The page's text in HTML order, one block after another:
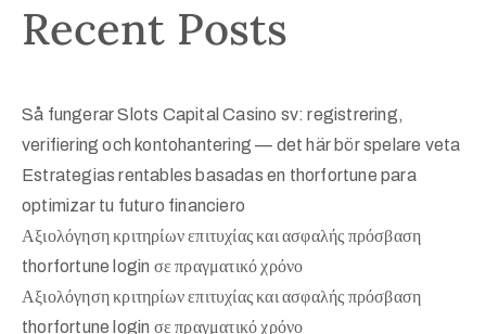
Recent Posts
Så fungerar Slots Capital Casino sv: registrering,
verifiering och kontohantering — det här bör spelare veta
Estrategias rentables basadas en thorfortune para
optimizar tu futuro financiero
Αξιολόγηση κριτηρίων επιτυχίας και ασφαλής πρόσβαση
thorfortune login σε πραγματικό χρόνο
Αξιολόγηση κριτηρίων επιτυχίας και ασφαλής πρόσβαση
thorfortune login σε πραγματικό χρόνο